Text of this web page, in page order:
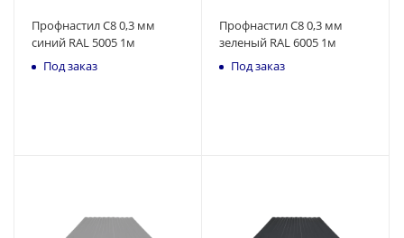
Профнастил С8 0,3 мм
синий RAL 5005 1м
Под заказ
Профнастил С8 0,3 мм
зеленый RAL 6005 1м
Под заказ